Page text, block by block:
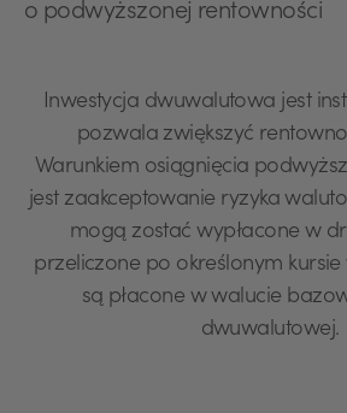
o podwyższonej rentowności
Inwestycja dwuwalutowa jest
pozwala zwiększyć
Warunkiem osiągnięcia
jest zaakceptowanie ryzyka
mogą zostać wypłacone w
przeliczone po określonym kursie
są płacone w walucie
dwuwalutowej.